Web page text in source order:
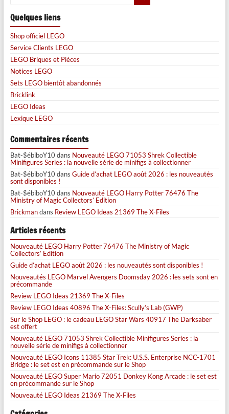
Quelques liens
Shop officiel LEGO
Service Clients LEGO
LEGO Briques et Pièces
Notices LEGO
Sets LEGO bientôt abandonnés
Bricklink
LEGO Ideas
Lexique LEGO
Commentaires récents
Bat-$ébiboY10dans Nouveauté LEGO 71053 Shrek Collectible
Minifigures Series : la nouvelle série de minifigs à collectionner
Bat-$ébiboY10dans Guide d’achat LEGO août 2026 : les nouveautés
sont disponibles !
Bat-$ébiboY10dans Nouveauté LEGO Harry Potter 76476 The
Ministry of Magic Collectors’ Edition
Brickmandans Review LEGO Ideas 21369 The X-Files
Articles récents
Nouveauté LEGO Harry Potter 76476 The Ministry of Magic
Collectors’ Edition
Guide d’achat LEGO août 2026 : les nouveautés sont disponibles !
Nouveautés LEGO Marvel Avengers Doomsday 2026 : les sets sont en
précommande
Review LEGO Ideas 21369 The X-Files
Review LEGO Ideas 40896 The X-Files: Scully’s Lab (GWP)
Sur le Shop LEGO : le cadeau LEGO Star Wars 40917 The Darksaber
est offert
Nouveauté LEGO 71053 Shrek Collectible Minifigures Series : la
nouvelle série de minifigs à collectionner
Nouveauté LEGO Icons 11385 Star Trek: U.S.S. Enterprise NCC-1701
Bridge : le set est en précommande sur le Shop
Nouveauté LEGO Super Mario 72051 Donkey Kong Arcade : le set est
en précommande sur le Shop
Nouveauté LEGO Ideas 21369 The X-Files